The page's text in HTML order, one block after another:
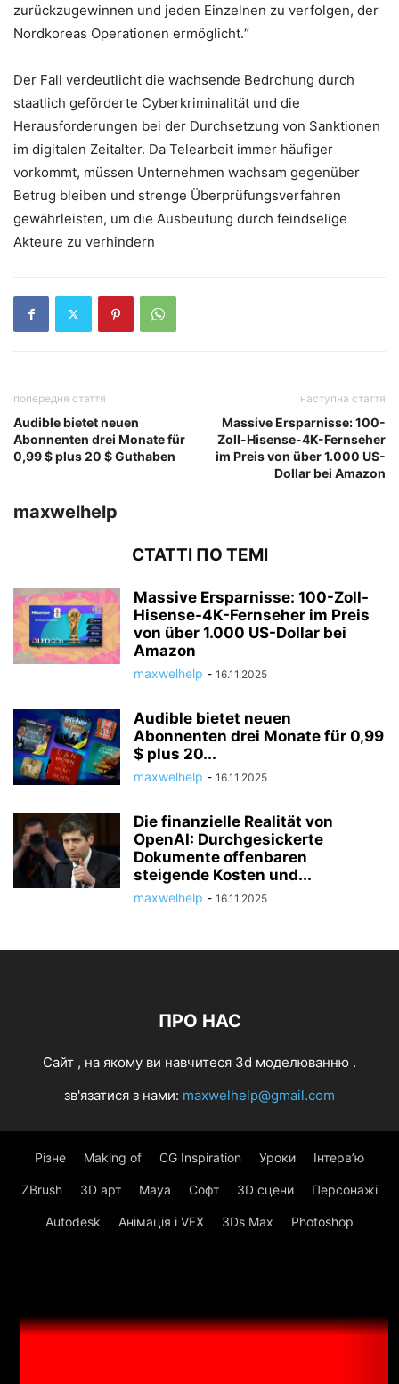
zurückzugewinnen und jeden Einzelnen zu verfolgen, der
Nordkoreas Operationen ermöglicht.“
Der Fall verdeutlicht die wachsende Bedrohung durch
staatlich geförderte Cyberkriminalität und die
Herausforderungen bei der Durchsetzung von Sanktionen
im digitalen Zeitalter. Da Telearbeit immer häufiger
vorkommt, müssen Unternehmen wachsam gegenüber
Betrug bleiben und strenge Überprüfungsverfahren
gewährleisten, um die Ausbeutung durch feindselige
Akteure zu verhindern
попередня стаття
Audible bietet neuen
Abonnenten drei Monate für
0,99 $ plus 20 $ Guthaben
наступна стаття
Massive Ersparnisse: 100-
Zoll-Hisense-4K-Fernseher
im Preis von über 1.000 US-
Dollar bei Amazon
maxwelhelp
СТАТТІ ПО ТЕМІ
Massive Ersparnisse: 100-Zoll-
Hisense-4K-Fernseher im Preis
von über 1.000 US-Dollar bei
Amazon
maxwelhelp - 16.11.2025
Audible bietet neuen
Abonnenten drei Monate für 0,99
$ plus 20...
maxwelhelp - 16.11.2025
Die finanzielle Realität von
OpenAI: Durchgesickerte
Dokumente offenbaren
steigende Kosten und...
maxwelhelp - 16.11.2025
ПРО НАС
Cайт , на якому ви навчитеся 3d моделюванню .
зв'язатися з нами: maxwelhelp@gmail.com
Різне Making of CG Inspiration Уроки Інтерв’ю
ZBrush 3D арт Maya Софт 3D сцени Персонажі
Autodesk Анімація і VFX 3Ds Max Photoshop